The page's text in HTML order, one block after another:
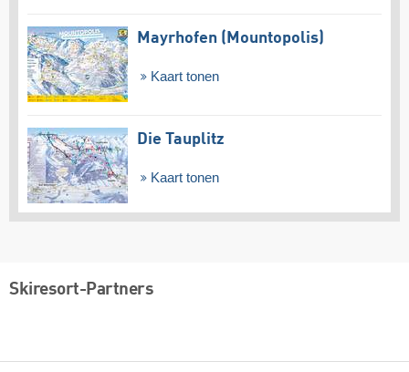
Mayrhofen (Mountopolis)
Kaart tonen
Die Tauplitz
Kaart tonen
Skiresort-Partners